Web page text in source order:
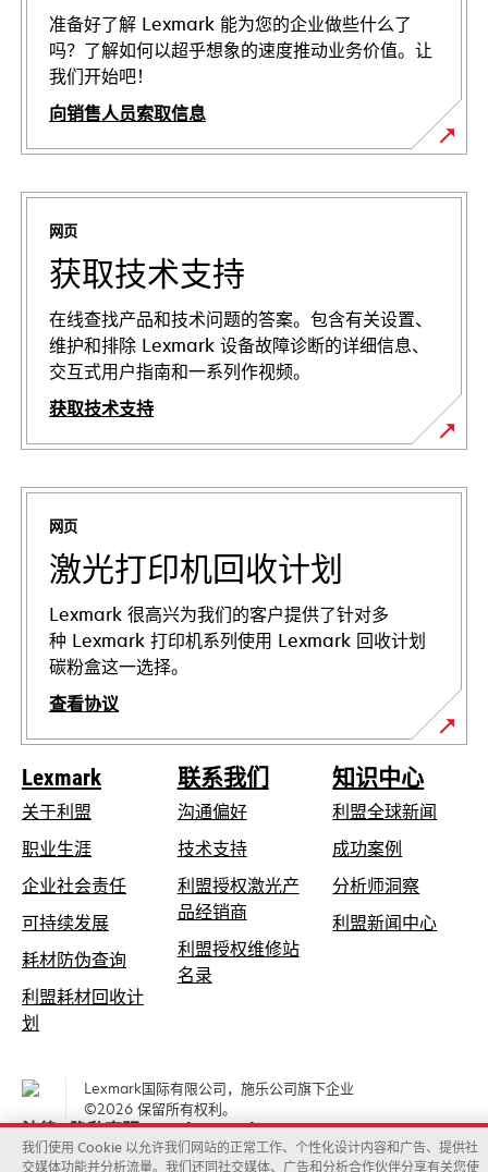
准备好了解 Lexmark 能为您的企业做些什么了
吗？了解如何以超乎想象的速度推动业务价值。让
我们开始吧！
向销售人员索取信息
网页
获取技术支持
在线查找产品和技术问题的答案。包含有关设置、
维护和排除 Lexmark 设备故障诊断的详细信息、
交互式用户指南和一系列作视频。
获取技术支持
在
新
网页
激光打印机回收计划
Lexmark 很高兴为我们的客户提供了针对多
种 Lexmark 打印机系列使用 Lexmark 回收计划
碳粉盒这一选择。
查看协议
Lexmark
关于利盟
职业生涯
企业社会责任在
签
页
可持续发展
耗材防伪查询
新
标
中
打
开
利盟耗材回收计
划
签
页
中
联系我们
沟通偏好
技术支持在
新
标
签
页
利盟授权激光产
品经销商
利盟授权维修站
名录在
页
中
打
开
知识中心
利盟全球新闻
成功案例
分析师洞察
利盟新闻中心在
Lexmark国际有限公司，施乐公司旗下企业
©2026 保留所有权利。
法律 隐私声明 Cookies policy
我们使用 Cookie 以允许我们网站的正常工作、个性化设计内容和广告、提供社
交媒体功能并分析流量。我们还同社交媒体、广告和分析合作伙伴分享有关您使